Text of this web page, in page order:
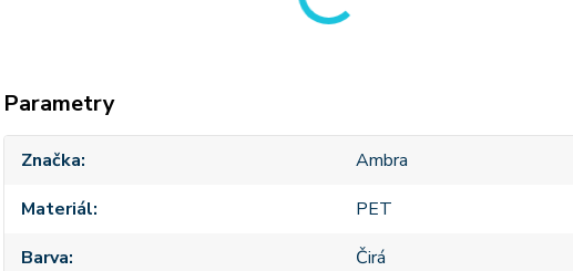
Parametry
Značka
Ambra
Materiál
PET
Barva
Čirá